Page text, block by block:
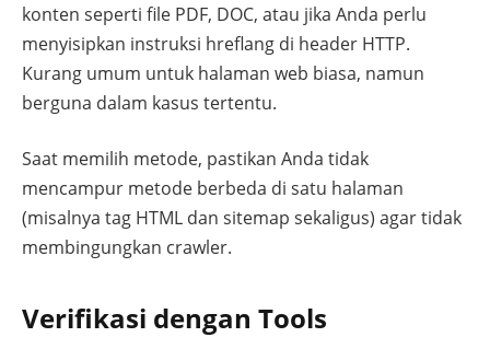
konten seperti file PDF, DOC, atau jika Anda perlu
menyisipkan instruksi hreflang di header HTTP.
Kurang umum untuk halaman web biasa, namun
berguna dalam kasus tertentu.
Saat memilih metode, pastikan Anda tidak
mencampur metode berbeda di satu halaman
(misalnya tag HTML dan sitemap sekaligus) agar tidak
membingungkan crawler.
Verifikasi dengan Tools